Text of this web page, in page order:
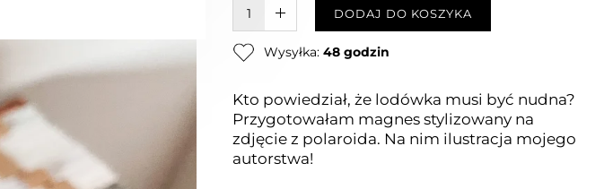
W KOSZYKU :)DODAJ DO KOSZYKA
Wysyłka:48 godzin
Kto powiedział, że lodówka musi być nudna?
Przygotowałam magnes stylizowany na
zdjęcie z polaroida. Na nim ilustracja mojego
autorstwa!